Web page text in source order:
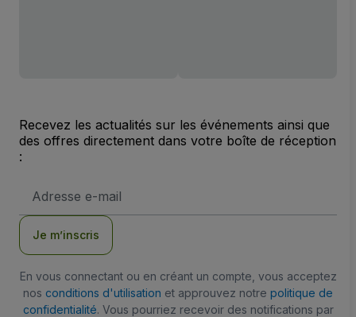
Recevez les actualités sur les événements ainsi que
des offres directement dans votre boîte de réception
:
e-
Je m’inscris
En vous connectant ou en créant un compte, vous acceptez
nos conditions d'utilisation et approuvez notre politique de
confidentialité. Vous pourriez recevoir des notifications par